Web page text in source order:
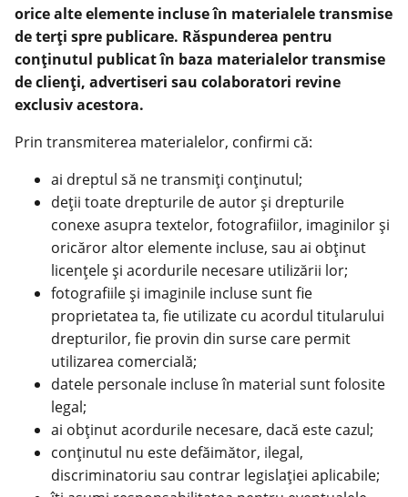
orice alte elemente incluse în materialele transmise
de terți spre publicare. Răspunderea pentru
conținutul publicat în baza materialelor transmise
de clienți, advertiseri sau colaboratori revine
exclusiv acestora.
Prin transmiterea materialelor, confirmi că:
ai dreptul să ne transmiți conținutul;
deții toate drepturile de autor și drepturile
conexe asupra textelor, fotografiilor, imaginilor și
oricăror altor elemente incluse, sau ai obținut
licențele și acordurile necesare utilizării lor;
fotografiile și imaginile incluse sunt fie
proprietatea ta, fie utilizate cu acordul titularului
drepturilor, fie provin din surse care permit
utilizarea comercială;
datele personale incluse în material sunt folosite
legal;
ai obținut acordurile necesare, dacă este cazul;
conținutul nu este defăimător, ilegal,
discriminatoriu sau contrar legislației aplicabile;